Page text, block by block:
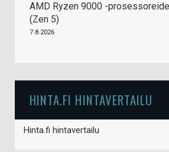
AMD Ryzen 9000 -
(Zen 5)
7.8.2026
HINTA.FI HINTAVERTAILU
Hinta.fi hintavertailu